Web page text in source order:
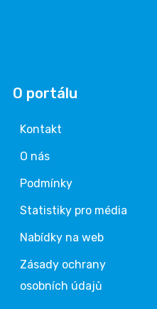
O portálu
Kontakt
O nás
Podmínky
Statistiky pro média
Nabídky na web
Zásady ochrany
osobních údajů